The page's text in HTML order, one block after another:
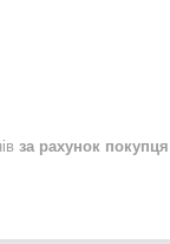
за рахунок покупця